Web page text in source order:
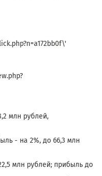
млн рублей,
- на 2%, до 66,3 млн
млн рублей; прибыль до